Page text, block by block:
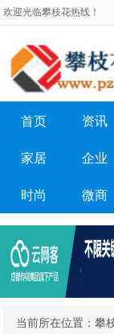
欢迎光临攀枝花热线！
首页 资讯
家居 企业
时尚 微商
当前所在位置：攀